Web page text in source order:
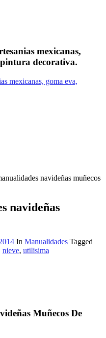
mexicanas,
decorativa.
navideñas muñecos
navideñas
In Manualidades Tagged
nieve, utilisima
Muñecos De